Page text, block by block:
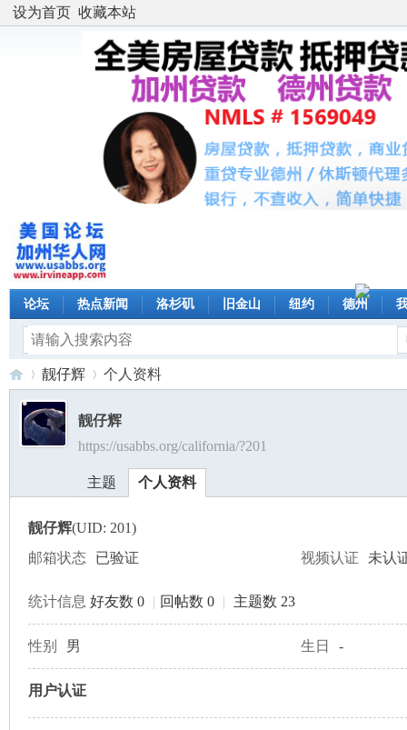
设为首页 收藏本站
论坛 热点新闻 洛杉矶 旧金山 纽约 德州
美›
靓仔辉
›
个人资料
靓仔辉
https://usabbs.org/california/?201
主题 个人资料
靓仔辉(UID: 201)
邮箱状态
已验证 视频认证 未认
统计信息 好友数 0 | 回帖数 0 | 主题数 23
性别 男 生日 -
用户认证